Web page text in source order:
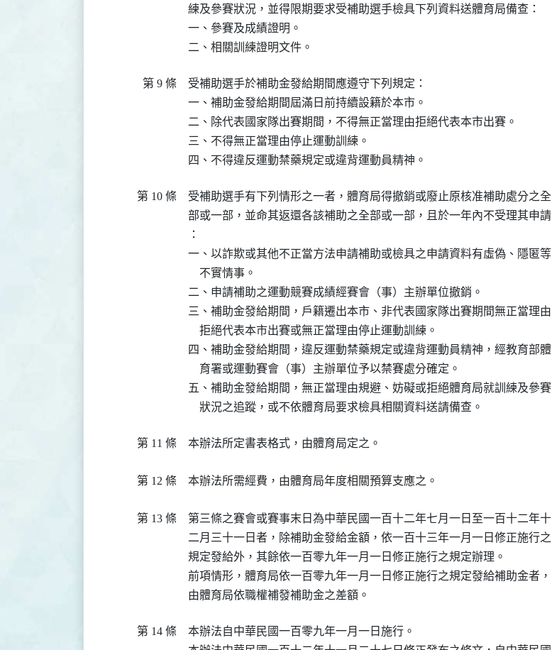
練及參賽狀況，並得限期要求受補助選手檢具下列資料送體育局備查：
一、參賽及成績證明。
二、相關訓練證明文件。
第 9 條
受補助選手於補助金發給期間應遵守下列規定：
一、補助金發給期間屆滿日前持續設籍於本市。
二、除代表國家隊出賽期間，不得無正當理由拒絕代表本市出賽。
三、不得無正當理由停止運動訓練。
四、不得違反運動禁藥規定或違背運動員精神。
第 10 條
受補助選手有下列情形之一者，體育局得撤銷或廢止原核准補助處分之全
部或一部，並命其返還各該補助之全部或一部，且於一年內不受理其申請
：
一、以詐欺或其他不正當方法申請補助或檢具之申請資料有虛偽、隱匿等
    不實情事。
二、申請補助之運動競賽成績經賽會（事）主辦單位撤銷。
三、補助金發給期間，戶籍遷出本市、非代表國家隊出賽期間無正當理由
    拒絕代表本市出賽或無正當理由停止運動訓練。
四、補助金發給期間，違反運動禁藥規定或違背運動員精神，經教育部體
    育署或運動賽會（事）主辦單位予以禁賽處分確定。
五、補助金發給期間，無正當理由規避、妨礙或拒絕體育局就訓練及參賽
    狀況之追蹤，或不依體育局要求檢具相關資料送請備查。
第 11 條 本辦法所定書表格式，由體育局定之。
第 12 條 本辦法所需經費，由體育局年度相關預算支應之。
第 13 條
第三條之賽會或賽事末日為中華民國一百十二年七月一日至一百十二年十
二月三十一日者，除補助金發給金額，依一百十三年一月一日修正施行之
規定發給外，其餘依一百零九年一月一日修正施行之規定辦理。
前項情形，體育局依一百零九年一月一日修正施行之規定發給補助金者，
由體育局依職權補發補助金之差額。
第 14 條
本辦法自中華民國一百零九年一月一日施行。